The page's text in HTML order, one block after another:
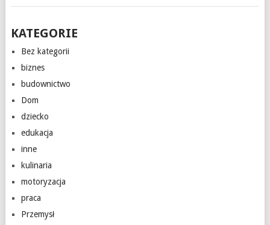
KATEGORIE
Bez kategorii
biznes
budownictwo
Dom
dziecko
edukacja
inne
kulinaria
motoryzacja
praca
Przemysł